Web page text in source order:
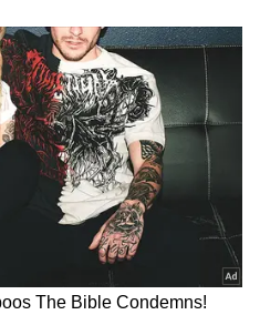
పొరపాటు చేశారు.
సమాధానం చెప్పారు.
ఆయన ఫుట్ బాల్ ప్లేయర్
గా మారింది. దీంతో అందరూ
బాగా ట్రోల్ చేశారు. ఆ
గమనించిన చరణ్